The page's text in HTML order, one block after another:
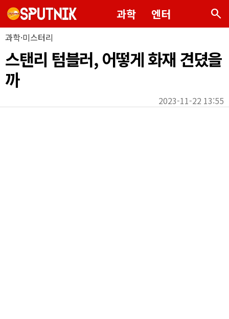
과학 엔터 search
과학·미스터리
스탠리 텀블러, 어떻게 화재 견뎠을
까
2023-11-22 13:55